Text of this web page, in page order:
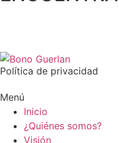
Política de privacidad
Menú
Inicio
¿Quiénes somos?
Visión